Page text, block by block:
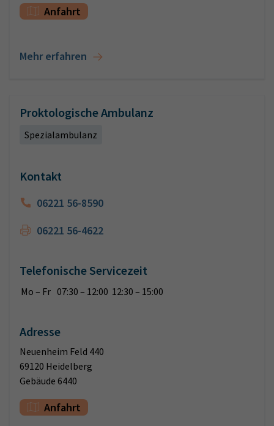
Anfahrt
Mehr erfahren
Proktologische Ambulanz
Spezialambulanz
Kontakt
06221 56-8590
06221 56-4622
Telefonische Servicezeit
Mo – Fr 07:30 – 12:00 12:30 – 15:00
Adresse
Neuenheim Feld 440
69120 Heidelberg
Gebäude 6440
Anfahrt